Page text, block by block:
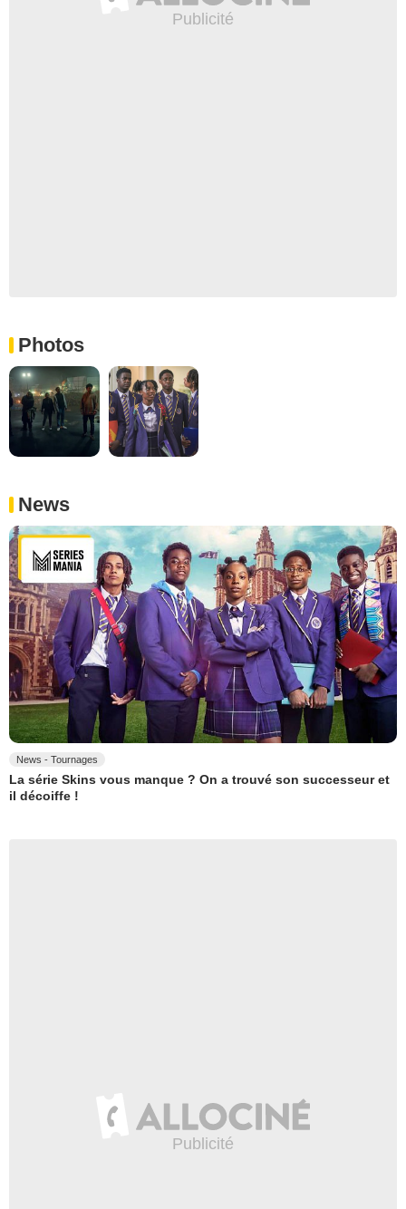
Photos
News
News - Tournages
La série Skins vous manque ? On a trouvé son successeur et
il décoiffe !